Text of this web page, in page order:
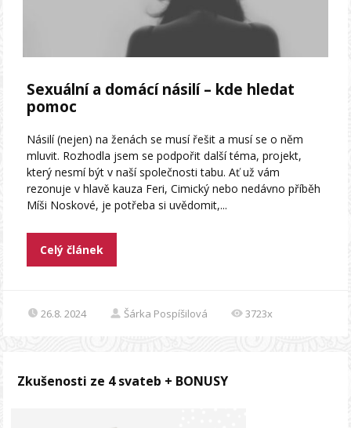
Sexuální a domácí násilí – kde hledat
pomoc
Násilí (nejen) na ženách se musí řešit a musí se o něm
mluvit. Rozhodla jsem se podpořit další téma, projekt,
který nesmí být v naší společnosti tabu. Ať už vám
rezonuje v hlavě kauza Feri, Cimický nebo nedávno příběh
Míši Noskové, je potřeba si uvědomit,...
Celý článek
26.8. 2024 Šárka Pospíšilová 3723x
Zkušenosti ze 4 svateb + BONUSY